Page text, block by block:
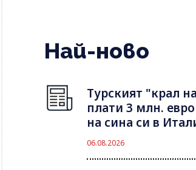
Най-ново
Турският "крал
плати 3 млн. евро
на сина си в
06.08.2026